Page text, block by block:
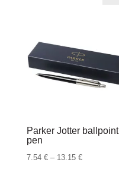
Parker Jotter ballpoint
pen
7.54 € – 13.15 €Raspon